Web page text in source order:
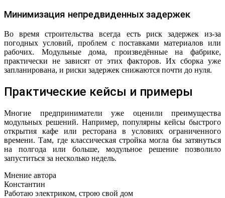
Минимизация непредвиденных задержек
Во время строительства всегда есть риск задержек из-за
погодных условий, проблем с поставками материалов или
рабочих. Модульные дома, произведённые на фабрике,
практически не зависят от этих факторов. Их сборка уже
запланирована, и риски задержек снижаются почти до нуля.
Практические кейсы и примеры
Многие предприниматели уже оценили преимущества
модульных решений. Например, популярны кейсы быстрого
открытия кафе или ресторана в условиях ограниченного
времени. Там, где классическая стройка могла бы затянуться
на полгода или больше, модульное решение позволило
запуститься за несколько недель.
Мнение автора
Константин
Работаю электриком, строю свой дом